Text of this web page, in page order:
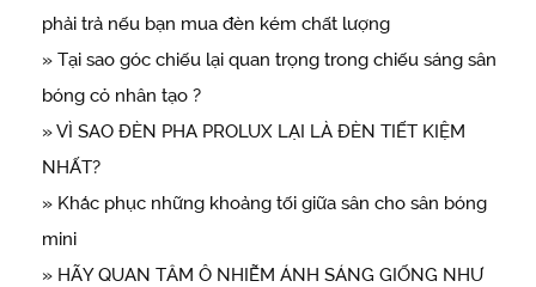
phải trả nếu bạn mua đèn kém chất lượng
» Tại sao góc chiếu lại quan trọng trong chiếu sáng sân
bóng cỏ nhân tạo ?
» VÌ SAO ĐÈN PHA PROLUX LẠI LÀ ĐÈN TIẾT KIỆM
NHẤT?
» Khắc phục những khoảng tối giữa sân cho sân bóng
mini
» HÃY QUAN TÂM Ô NHIỄM ÁNH SÁNG GIỐNG NHƯ